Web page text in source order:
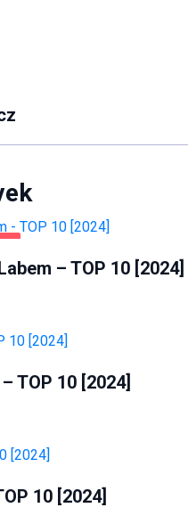
– TOP 10 [2024]
TOP 10 [2024]
10 [2024]